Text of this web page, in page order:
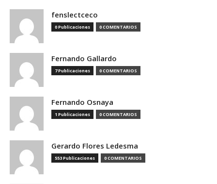
fenslectceco
0 Publicaciones 0 COMENTARIOS
Fernando Gallardo
7 Publicaciones 0 COMENTARIOS
Fernando Osnaya
1 Publicaciones 0 COMENTARIOS
Gerardo Flores Ledesma
553 Publicaciones 0 COMENTARIOS